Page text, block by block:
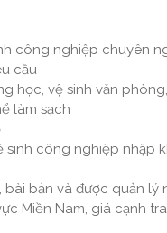
công nghiệp chuyên
cầu
học, vệ sinh văn
làm sạch
công nghiệp nhập
bản và được quản lý
Miền Nam, giá cạnh